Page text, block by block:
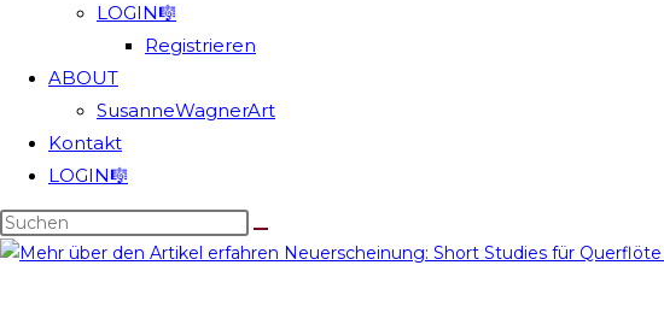
LOGIN🎼
Registrieren
ABOUT
SusanneWagnerArt
Kontakt
LOGIN🎼